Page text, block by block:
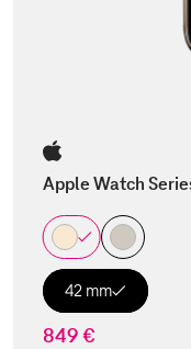
Apple Watch
42 mm
849 €